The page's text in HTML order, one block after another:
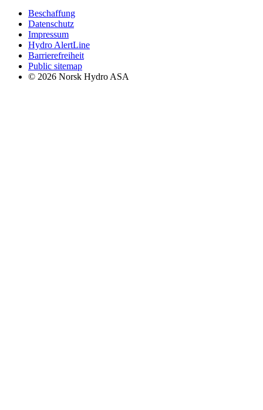
Beschaffung
Datenschutz
Impressum
Hydro AlertLine
Barrierefreiheit
Public sitemap
© 2026 Norsk Hydro ASA